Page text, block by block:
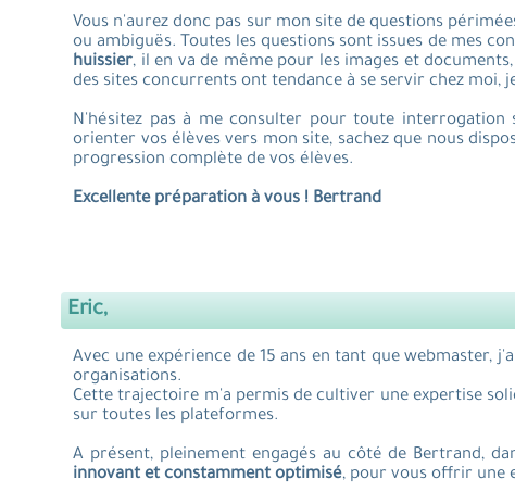
Vous n'aurez donc pas sur mon site de questions
ou ambiguës. Toutes les questions sont issues de mes
huissier, il en va de même pour les images et
des sites concurrents ont tendance à se servir chez moi,
N'hésitez pas à me consulter pour toute
orienter vos élèves vers mon site, sachez que nous
progression complète de vos élèves.
Excellente préparation à vous ! Bertrand
Eric,
Avec une expérience de 15 ans en tant que
organisations.
Cette trajectoire m'a permis de cultiver une expertise
sur toutes les plateformes.
A présent, pleinement engagés au côté de Bertrand,
innovant et constamment optimisé, pour vous offrir une